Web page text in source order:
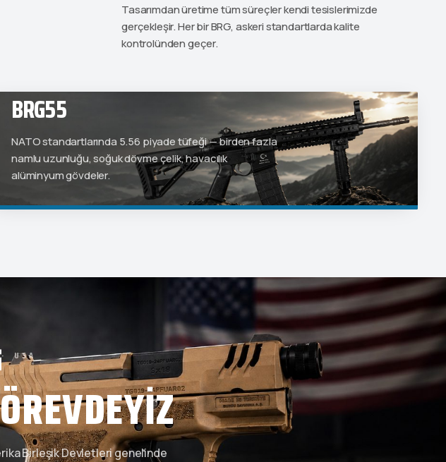
Tasarımdan üretime tüm süreçler kendi tesislerimizde
gerçekleşir. Her bir BRG, askeri standartlarda kalite
kontrolünden geçer.
BRG55
NATO standartlarında 5.56 piyade tüfeği — birden fazla
namlu uzunluğu, soğuk dövme çelik, havacılık
alüminyum gövdeler.
· USA
Birleşik Devletleri genelinde